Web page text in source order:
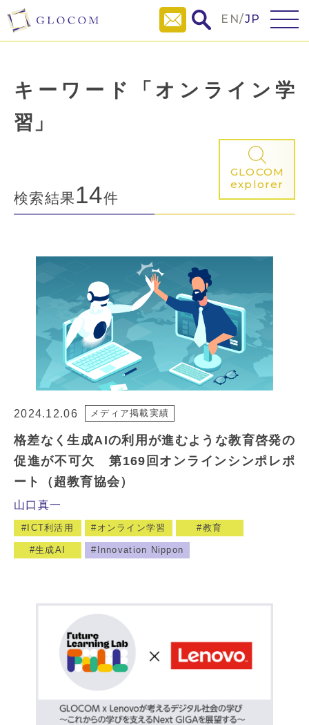
EN/JP
キーワード「オンライン学
習」
GLOCOM
explorer
検索結果14件
2024.12.06 メディア掲載実績
格差なく生成AIの利用が進むような教育啓発の
促進が不可欠 第169回オンラインシンポレポ
ート（超教育協会）
山口真一
ICT利活用 オンライン学習 教育
生成AI Innovation Nippon